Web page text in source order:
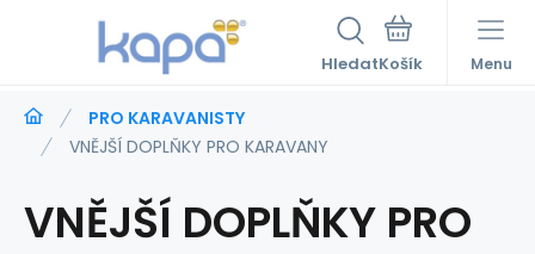
Hledat Menu
PRO KARAVANISTY
VNĚJŠÍ DOPLŇKY PRO KARAVANY
VNĚJŠÍ DOPLŇKY PRO